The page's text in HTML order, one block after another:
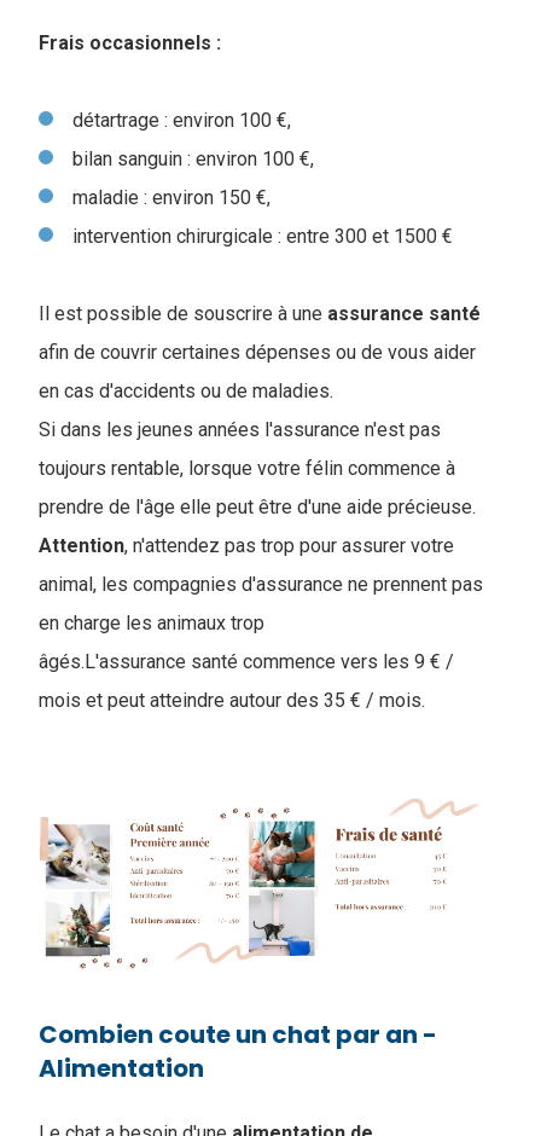
Frais occasionnels :
détartrage : environ 100 €,
bilan sanguin : environ 100 €,
maladie : environ 150 €,
intervention chirurgicale : entre 300 et 1500 €
Il est possible de souscrire à une assurance santé
afin de couvrir certaines dépenses ou de vous aider
en cas d'accidents ou de maladies.
Si dans les jeunes années l'assurance n'est pas
toujours rentable, lorsque votre félin commence à
prendre de l'âge elle peut être d'une aide précieuse.
Attention, n'attendez pas trop pour assurer votre
animal, les compagnies d'assurance ne prennent pas
en charge les animaux trop
âgés.L'assurance santé commence vers les 9 € /
mois et peut atteindre autour des 35 € / mois.
Combien coute un chat par an -
Alimentation